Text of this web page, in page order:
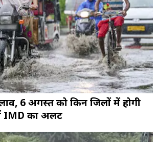
6 अगस्त को किन जिलों में होगी
IMD का अलर्ट